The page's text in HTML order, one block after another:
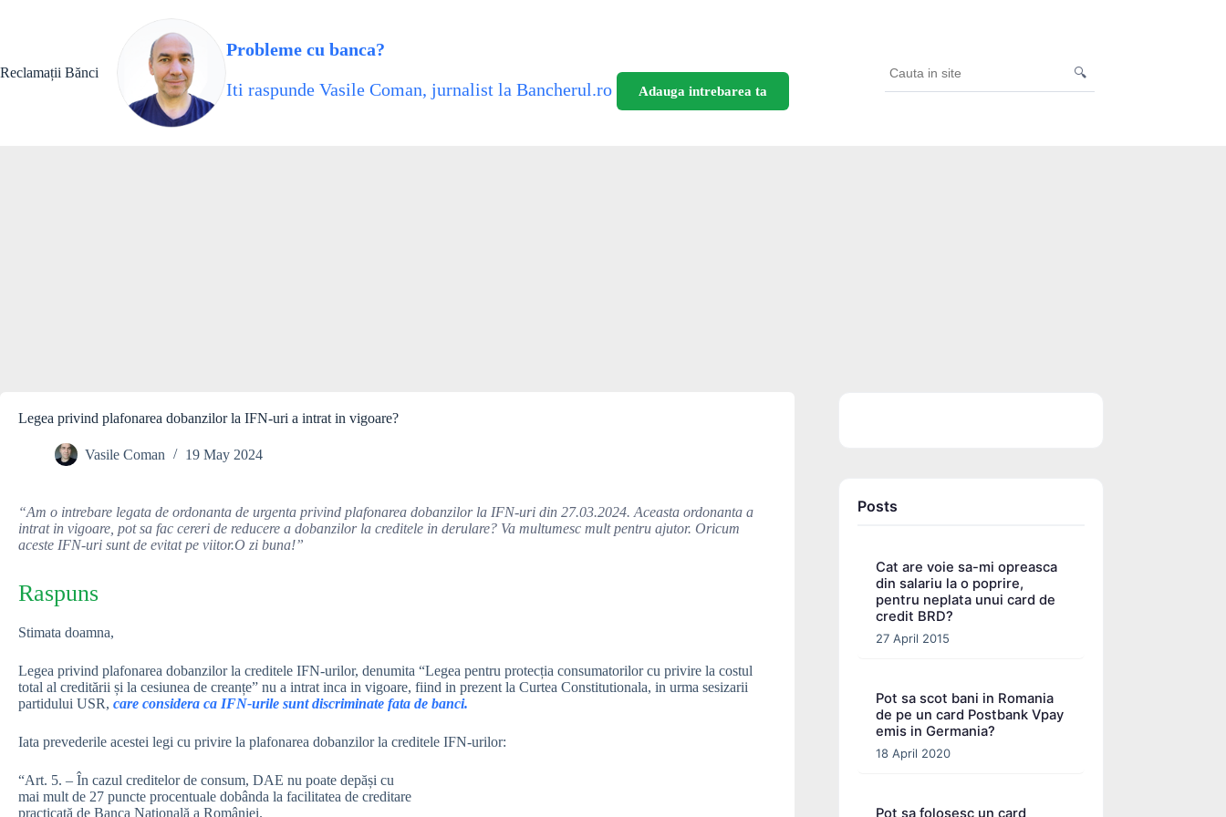
Reclamații Bănci
Probleme cu banca?
Iti raspunde Vasile Coman, jurnalist la Bancherul.ro
Adauga intrebarea ta
Cauta
in
🔍
Legea privind plafonarea dobanzilor la IFN-uri a intrat in vigoare?
Vasile Coman 19 May 2024
“Am o intrebare legata de ordonanta de urgenta privind plafonarea dobanzilor la IFN-uri din 27.03.2024. Aceasta ordonanta a
intrat in vigoare, pot sa fac cereri de reducere a dobanzilor la creditele in derulare? Va multumesc mult pentru ajutor. Oricum
aceste IFN-uri sunt de evitat pe viitor.O zi buna!”
Raspuns
Stimata doamna,
Legea privind plafonarea dobanzilor la creditele IFN-urilor, denumita “Legea pentru protecția consumatorilor cu privire la costul
total al creditării și la cesiunea de creanțe” nu a intrat inca in vigoare, fiind in prezent la Curtea Constitutionala, in urma sesizarii
partidului USR, care considera ca IFN-urile sunt discriminate fata de banci.
Iata prevederile acestei legi cu privire la plafonarea dobanzilor la creditele IFN-urilor:
“Art. 5. – În cazul creditelor de consum, DAE nu poate depăși cu
mai mult de 27 puncte procentuale dobânda la facilitatea de creditare
practicată de Banca Națională a României.
Posts
Cat are voie sa-mi opreasca
din salariu la o poprire,
pentru neplata unui card de
credit BRD?
27 April 2015
Pot sa scot bani in Romania
de pe un card Postbank Vpay
emis in Germania?
18 April 2020
Pot sa folosesc un card